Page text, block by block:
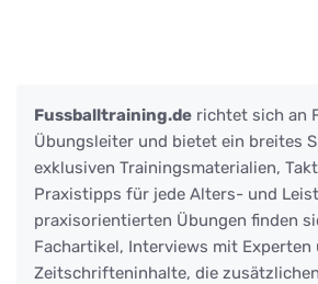
Fussballtraining.de richtet sich an
Übungsleiter und bietet ein breites
exklusiven Trainingsmaterialien,
Praxistipps für jede Alters- und
praxisorientierten Übungen finden
Fachartikel, Interviews mit Experten
Zeitschrifteninhalte, die